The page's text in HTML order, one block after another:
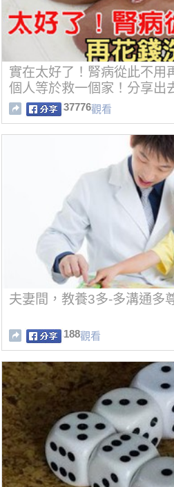
實在太好了！腎病從此不用
個人等於救一個家！分享出
37776觀看
夫妻間，教養3多-多溝通多
188觀看